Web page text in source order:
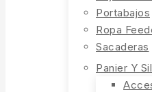
Portabajos
Ropa
Sacaderas
Panier Y